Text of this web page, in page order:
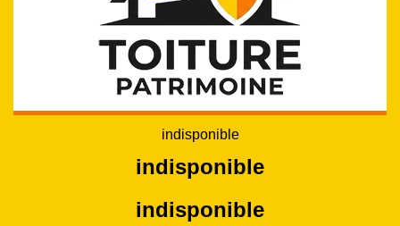
indisponible
indisponible
indisponible